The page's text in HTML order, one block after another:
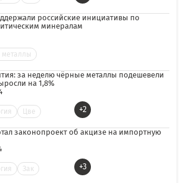
российские инициативы по
минералам
за неделю чёрные металлы подешевели
на 1,8%
Цве +2
законопроект об акцизе на импортную
Зак +3